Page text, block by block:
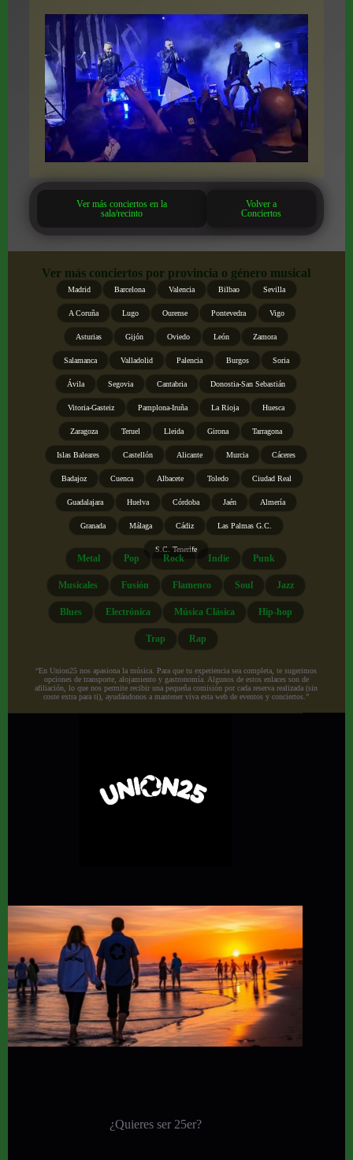
Ver más conciertos en la
sala/recinto
Volver a
Conciertos
Ver más conciertos por provincia o género musical
Madrid Barcelona Valencia Bilbao Sevilla
A Coruña Lugo Ourense Pontevedra Vigo
Asturias Gijón Oviedo León Zamora
Salamanca Valladolid Palencia Burgos Soria
Ávila Segovia Cantabria Donostia-San Sebastián
Vitoria-Gasteiz Pamplona-Iruña La Rioja Huesca
Zaragoza Teruel Lleida Girona Tarragona
Islas Baleares Castellón Alicante Murcia Cáceres
Badajoz Cuenca Albacete Toledo Ciudad Real
Guadalajara Huelva Córdoba Jaén Almería
Granada Málaga Cádiz Las Palmas G.C.
S.C. Tenerife
Metal Pop Rock Indie Punk
Musicales Fusión Flamenco Soul Jazz
Blues Electrónica Música Clásica Hip-hop
Trap Rap
“En Union25 nos apasiona la música. Para que tu experiencia sea completa, te sugerimos
opciones de transporte, alojamiento y gastronomía. Algunos de estos enlaces son de
afiliación, lo que nos permite recibir una pequeña comisión por cada reserva realizada (sin
coste extra para ti), ayudándonos a mantener viva esta web de eventos y conciertos.”
¿Quieres ser 25er?